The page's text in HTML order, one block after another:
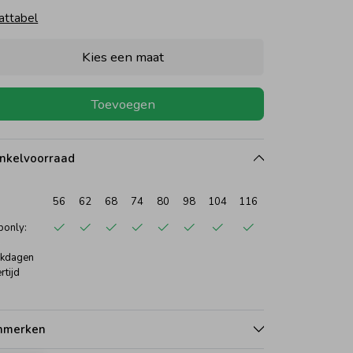
Kies een maat
Toevoegen
56 62 68 74 80 98 104
116